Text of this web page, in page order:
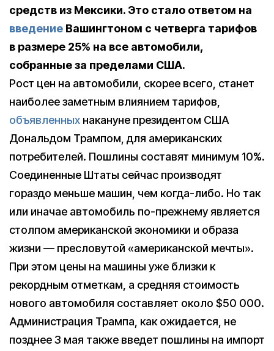
средств из Мексики. Это стало ответом на
введение Вашингтоном с четверга тарифов
в размере 25% на все автомобили,
собранные за пределами США.
Рост цен на автомобили, скорее всего, станет
наиболее заметным влиянием тарифов,
объявленных накануне президентом США
Дональдом Трампом, для американских
потребителей. Пошлины составят минимум 10%.
Cоединенные Штаты сейчас производят
гораздо меньше машин, чем когда-либо. Но так
или иначае автомобиль по-прежнему является
столпом американской экономики и образа
жизни — пресловутой «американской мечты».
При этом цены на машины уже близки к
рекордным отметкам, а средняя стоимость
нового автомобиля составляет около $50 000.
Администрация Трампа, как ожидается, не
позднее 3 мая также введет пошлины на импорт